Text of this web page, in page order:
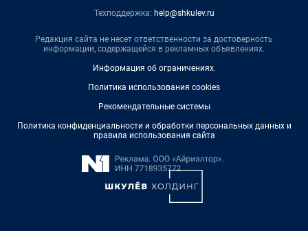
Техподдержка: help@shkulev.ru
Редакция сайта не несет ответственности за достоверность
информации, содержащейся в рекламных объявлениях.
Информация об ограничениях.
Политика использования cookies
Рекомендательные системы
Политика конфиденциальности и обработки персональных данных и
правила использования сайта